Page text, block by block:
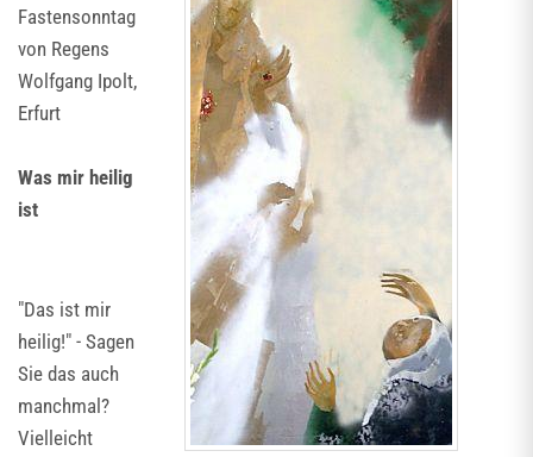
Fastensonntag
von Regens
Wolfgang Ipolt,
Erfurt
Was mir heilig
ist
"Das ist mir
heilig!" - Sagen
Sie das auch
manchmal?
Vielleicht